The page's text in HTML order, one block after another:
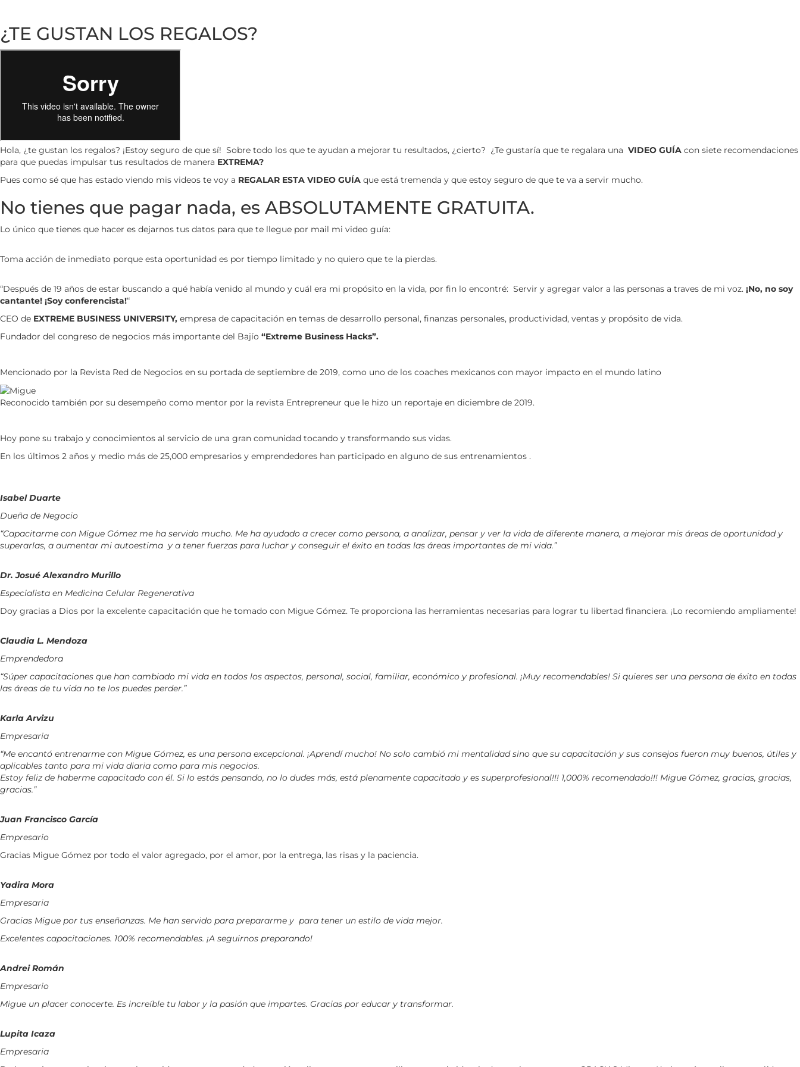
¿TE GUSTAN LOS REGALOS?
Hola, ¿te gustan los regalos? ¡Estoy seguro de que sí! Sobre todo los que te ayudan a mejorar tu resultados, ¿cierto? ¿Te gustaría que te regalara una VIDEO GUÍA con siete recomendaciones
para que puedas impulsar tus resultados de manera EXTREMA?
Pues como sé que has estado viendo mis videos te voy a REGALAR ESTA VIDEO GUÍA que está tremenda y que estoy seguro de que te va a servir mucho.
No tienes que pagar nada, es ABSOLUTAMENTE GRATUITA.
Lo único que tienes que hacer es dejarnos tus datos para que te llegue por mail mi video guía:
Toma acción de inmediato porque esta oportunidad es por tiempo limitado y no quiero que te la pierdas.
“Después de 19 años de estar buscando a qué había venido al mundo y cuál era mi propósito en la vida, por fin lo encontré: Servir y agregar valor a las personas a traves de mi voz. ¡No, no soy
cantante! ¡Soy conferencista!“
CEO de EXTREME BUSINESS UNIVERSITY, empresa de capacitación en temas de desarrollo personal, finanzas personales, productividad, ventas y propósito de vida.
Fundador del congreso de negocios más importante del Bajío “Extreme Business Hacks”.
Mencionado por la Revista Red de Negocios en su portada de septiembre de 2019, como uno de los coaches mexicanos con mayor impacto en el mundo latino
Reconocido también por su desempeño como mentor por la revista Entrepreneur que le hizo un reportaje en diciembre de 2019.
Hoy pone su trabajo y conocimientos al servicio de una gran comunidad tocando y transformando sus vidas.
En los últimos 2 años y medio más de 25,000 empresarios y emprendedores han participado en alguno de sus entrenamientos .
Isabel Duarte
Dueña de Negocio
“Capacitarme con Migue Gómez me ha servido mucho. Me ha ayudado a crecer como persona, a analizar, pensar y ver la vida de diferente manera, a mejorar mis áreas de oportunidad y
superarlas, a aumentar mi autoestima y a tener fuerzas para luchar y conseguir el éxito en todas las áreas importantes de mi vida.”
Dr. Josué Alexandro Murillo
Especialista en Medicina Celular Regenerativa
Doy gracias a Dios por la excelente capacitación que he tomado con Migue Gómez. Te proporciona las herramientas necesarias para lograr tu libertad financiera. ¡Lo recomiendo ampliamente!
Claudia L. Mendoza
Emprendedora
“Súper capacitaciones que han cambiado mi vida en todos los aspectos, personal, social, familiar, económico y profesional. ¡Muy recomendables! Si quieres ser una persona de éxito en todas
las áreas de tu vida no te los puedes perder.”
Karla Arvizu
Empresaria
“Me encantó entrenarme con Migue Gómez, es una persona excepcional. ¡Aprendí mucho! No solo cambió mi mentalidad sino que su capacitación y sus consejos fueron muy buenos, útiles y
aplicables tanto para mi vida diaria como para mis negocios.
Estoy feliz de haberme capacitado con él. Si lo estás pensando, no lo dudes más, está plenamente capacitado y es superprofesional!!! 1,000% recomendado!!! Migue Gómez, gracias, gracias,
gracias.”
Juan Francisco García
Empresario
Gracias Migue Gómez por todo el valor agregado, por el amor, por la entrega, las risas y la paciencia.
Yadira Mora
Empresaria
Gracias Migue por tus enseñanzas. Me han servido para prepararme y para tener un estilo de vida mejor.
Excelentes capacitaciones. 100% recomendables. ¡A seguirnos preparando!
Andrei Román
Empresario
Migue un placer conocerte. Es increíble tu labor y la pasión que impartes. Gracias por educar y transformar.
Lupita Icaza
Empresaria